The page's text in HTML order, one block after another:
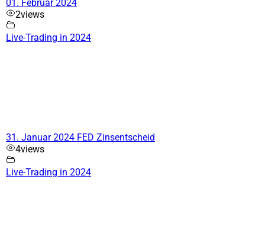
01. Februar 2024
2views
Live-Trading in 2024
31. Januar 2024 FED Zinsentscheid
4views
Live-Trading in 2024